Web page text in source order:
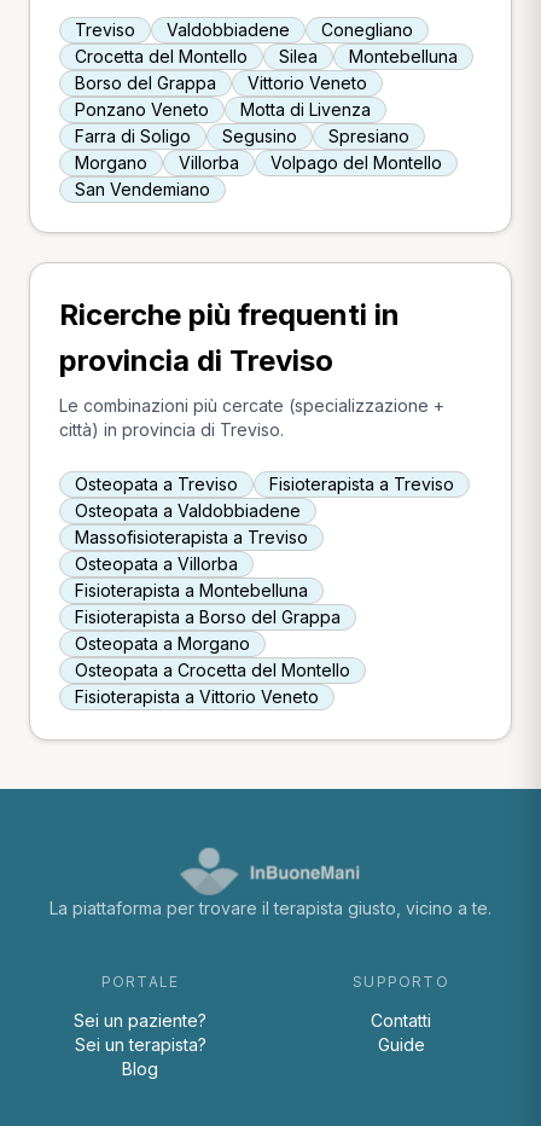
Treviso Valdobbiadene
Conegliano
Crocetta del Montello
Silea
Montebelluna
Borso del Grappa
Vittorio Veneto
Ponzano Veneto
Motta di Livenza
Farra di Soligo
Segusino
Spresiano
Morgano
Villorba
Volpago del Montello
San Vendemiano
Ricerche più frequenti in
provincia di Treviso
Le combinazioni più cercate (specializzazione +
città) in provincia di Treviso.
Osteopata a Treviso
Fisioterapista a Treviso
Osteopata a Valdobbiadene
Massofisioterapista a Treviso
Osteopata a Villorba
Fisioterapista a Montebelluna
Fisioterapista a Borso del Grappa
Osteopata a Morgano
Osteopata a Crocetta del Montello
Fisioterapista a Vittorio Veneto
La piattaforma per trovare il terapista giusto, vicino a te.
PORTALE
Sei un paziente?
Sei un terapista?
Blog
SUPPORTO
Contatti
Guide